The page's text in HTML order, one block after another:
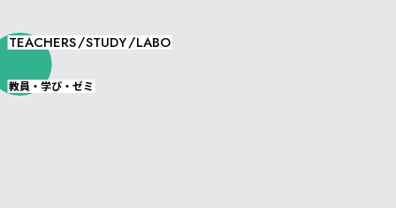
TEACHERS/STUDY/LABO
教員・学び・ゼミ